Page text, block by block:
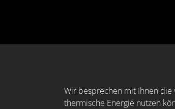
Wir besprechen mit Ihnen die
thermische Energie nutzen